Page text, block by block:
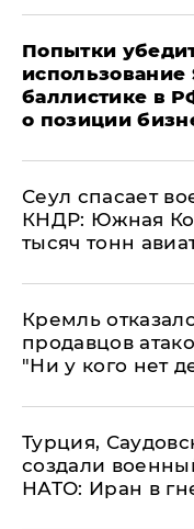
Попытки
баллистике в
о позиции
​Сеул спасает
КНДР: Южная
тысяч тонн
Кремль
продавцов
"Ни у кого нет
Турция,
создали
НАТО: Иран в